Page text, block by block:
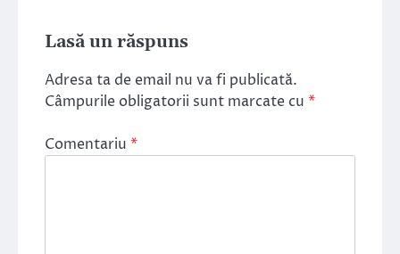
Lasă un răspuns
Adresa ta de email nu va fi publicată.
Câmpurile obligatorii sunt marcate cu *
Comentariu *